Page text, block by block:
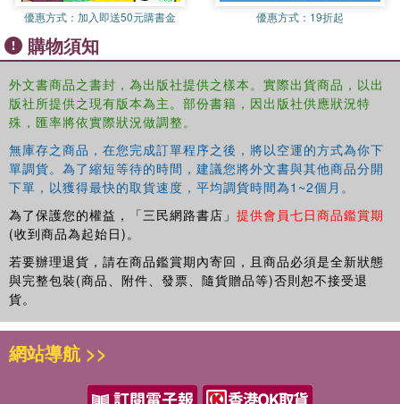
優惠方式： 加入即送50元購書金 優惠方式： 19折起
購物須知
外文書商品之書封，為出版社提供之樣本。實際出貨商品，以出
版社所提供之現有版本為主。部份書籍，因出版社供應狀況特
殊，匯率將依實際狀況做調整。
無庫存之商品，在您完成訂單程序之後，將以空運的方式為你下
單調貨。為了縮短等待的時間，建議您將外文書與其他商品分開
下單，以獲得最快的取貨速度，平均調貨時間為1~2個月。
為了保護您的權益，「三民網路書店」 提供會員七日商品鑑賞期
(收到商品為起始日)。
若要辦理退貨，請在商品鑑賞期內寄回，且商品必須是全新狀態
與完整包裝(商品、附件、發票、隨貨贈品等)否則恕不接受退
貨。
網站導航 >>